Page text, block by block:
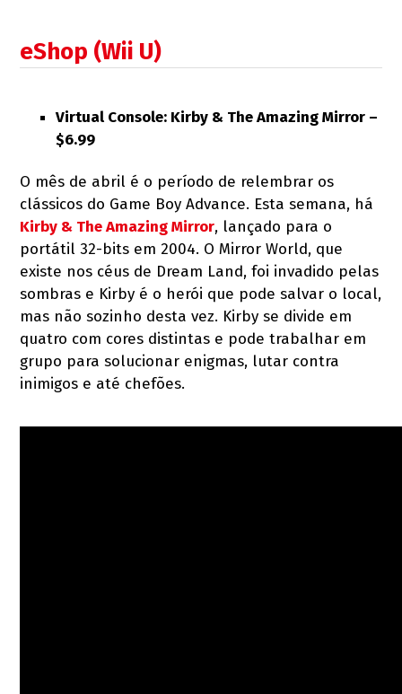
eShop (Wii U)
Virtual Console: Kirby & The Amazing Mirror –
$6.99
O mês de abril é o período de relembrar os
clássicos do Game Boy Advance. Esta semana, há
Kirby & The Amazing Mirror, lançado para o
portátil 32-bits em 2004. O Mirror World, que
existe nos céus de Dream Land, foi invadido pelas
sombras e Kirby é o herói que pode salvar o local,
mas não sozinho desta vez. Kirby se divide em
quatro com cores distintas e pode trabalhar em
grupo para solucionar enigmas, lutar contra
inimigos e até chefões.